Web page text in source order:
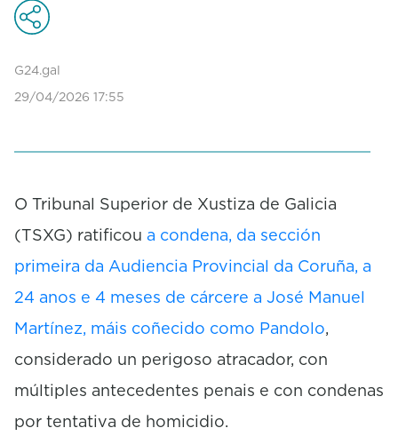
G24.gal
29/04/2026 17:55
O Tribunal Superior de Xustiza de Galicia
(TSXG) ratificou a condena, da sección
primeira da Audiencia Provincial da Coruña, a
24 anos e 4 meses de cárcere a José Manuel
Martínez, máis coñecido como Pandolo,
considerado un perigoso atracador, con
múltiples antecedentes penais e con condenas
por tentativa de homicidio.